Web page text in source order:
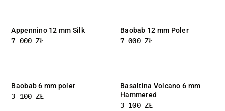
Appennino 12 mm Silk
7 000ZŁ
Baobab 12 mm Poler
7 000 ZŁ
Baobab 6 mm poler
3 100ZŁ
Basaltina Volcano 6 mm
Hammered
3 100 ZŁ